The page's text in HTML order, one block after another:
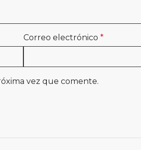
Correo electrónico *
vez que comente.